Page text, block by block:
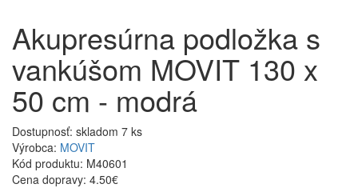
Akupresúrna podložka s
vankúšom MOVIT 130 x
50 cm - modrá
Dostupnosť: skladom 7 ks
Výrobca: MOVIT
Kód produktu: M40601
Cena dopravy: 4.50€